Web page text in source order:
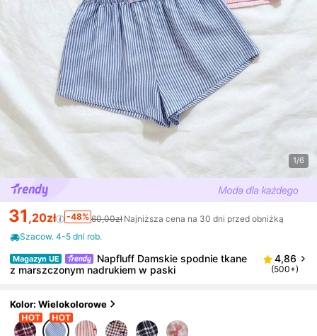
1/6
31 ,20zł -48% 60,00zł Najniższa cena na 30 dni przed obniżką
Szacow. 4-5 dni rob.
Magazyn UE
Napfluff Damskie spodnie tkane
z marszczonym nadrukiem w paski
4,86
(500+)
Kolor: Wielokolorowe